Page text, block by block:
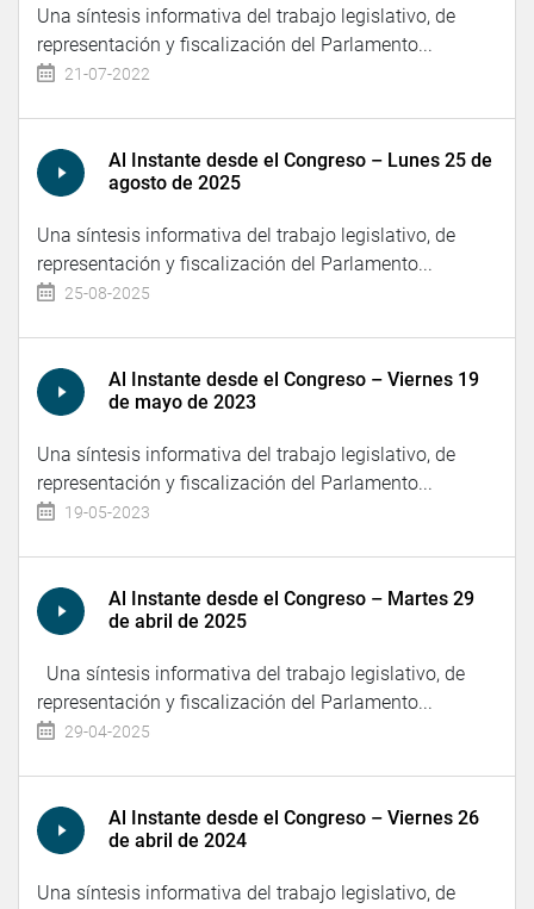
Una síntesis informativa del trabajo legislativo, de
representación y fiscalización del Parlamento...
21-07-2022
Al Instante desde el Congreso – Lunes 25 de
agosto de 2025
Una síntesis informativa del trabajo legislativo, de
representación y fiscalización del Parlamento...
25-08-2025
Al Instante desde el Congreso – Viernes 19
de mayo de 2023
Una síntesis informativa del trabajo legislativo, de
representación y fiscalización del Parlamento...
19-05-2023
Al Instante desde el Congreso – Martes 29
de abril de 2025
Una síntesis informativa del trabajo legislativo, de
representación y fiscalización del Parlamento...
29-04-2025
Al Instante desde el Congreso – Viernes 26
de abril de 2024
Una síntesis informativa del trabajo legislativo, de